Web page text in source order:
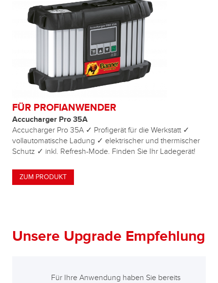
FÜR PROFIANWENDER
Accucharger Pro 35A
Accucharger Pro 35A ✓ Profigerät für die Werkstatt ✓
vollautomatische Ladung ✓ elektrischer und thermischer
Schutz ✓ inkl. Refresh-Mode. Finden Sie Ihr Ladegerät!
ZUM PRODUKT
Unsere Upgrade Empfehlung
Für Ihre Anwendung haben Sie bereits